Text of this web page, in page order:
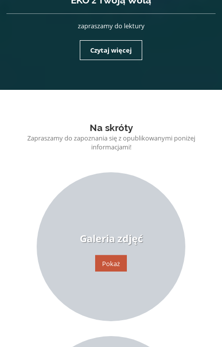
zapraszamy do lektury
Czytaj więcej
Na skróty
Zapraszamy do zapoznania się z opublikowanymi poniżej
informacjami!
Galeria zdjęć
Pokaż